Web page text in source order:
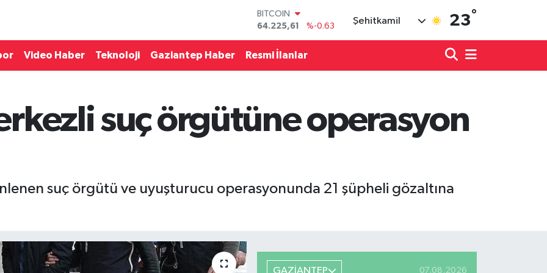
BITCOIN
64.225,61
%-0.63
DOLAR
47,7143
GRAM ALTIN
6510.40
%0.45
Şehitkamil 23°
Video Haber Teknoloji Gaziantep Haber Resmi İlanlar
suç örgütüne operasyon
suç örgütü ve uyuşturucu operasyonunda 21 şüpheli gözaltına
GAZİANTEP 07.08.2026